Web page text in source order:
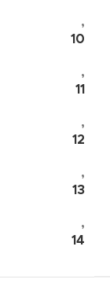
,
10
,
11
,
12
,
13
,
14